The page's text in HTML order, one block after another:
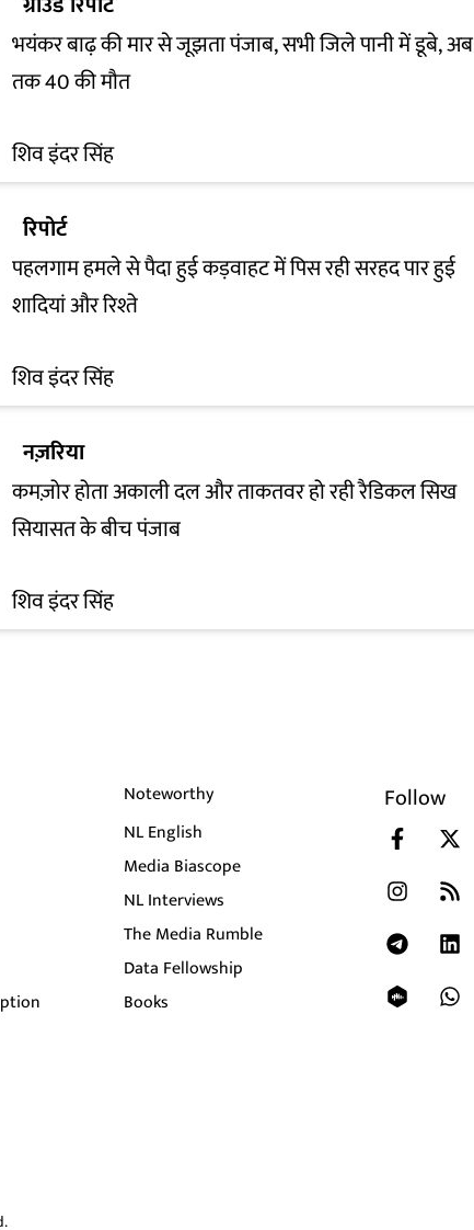
भयंकर बाढ़ की मार से जूझता पंजाब, सभी जिले पानी में डूबे, अब
तक 40 की मौत
शिव इंदर सिंह
रिपोर्ट
पहलगाम हमले से पैदा हुई कड़वाहट में पिस रही सरहद पार हुई
शादियां और रिश्ते
शिव इंदर सिंह
नज़रिया
कमज़ोर होता अकाली दल और ताकतवर हो रही रैडिकल सिख
सियासत के बीच पंजाब
शिव इंदर सिंह
Noteworthy
NL English
Media Biascope
NL Interviews
The Media Rumble
Data Fellowship
Books
Follow